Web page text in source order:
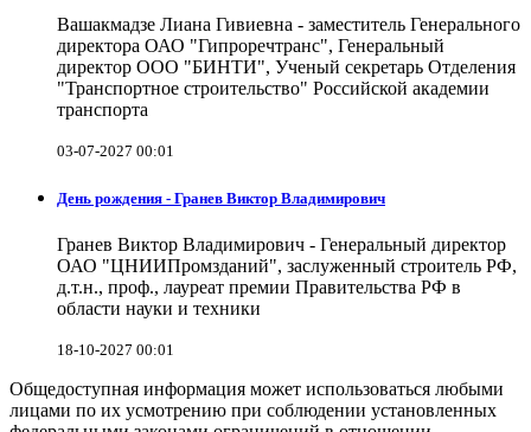
Вашакмадзе Лиана Гивиевна - заместитель Генерального
директора ОАО "Гипроречтранс", Генеральный
директор ООО "БИНТИ", Ученый секретарь Отделения
"Транспортное строительство" Российской академии
транспорта
03-07-2027 00:01
День рождения - Гранев Виктор Владимирович
Гранев Виктор Владимирович - Генеральный директор
ОАО "ЦНИИПромзданий", заслуженный строитель РФ,
д.т.н., проф., лауреат премии Правительства РФ в
области науки и техники
18-10-2027 00:01
Общедоступная информация может использоваться любыми
лицами по их усмотрению при соблюдении установленных